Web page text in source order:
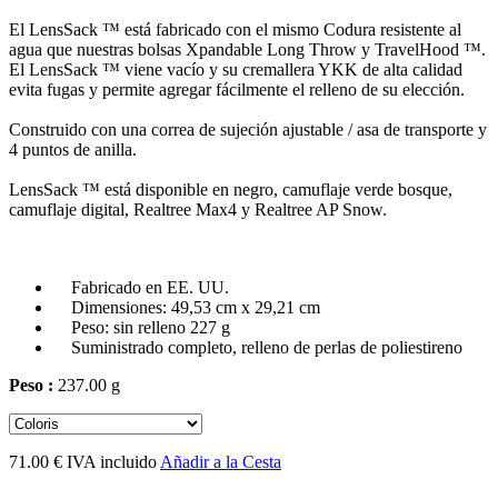
El LensSack ™ está fabricado con el mismo Codura resistente al
agua que nuestras bolsas Xpandable Long Throw y TravelHood ™.
El LensSack ™ viene vacío y su cremallera YKK de alta calidad
evita fugas y permite agregar fácilmente el relleno de su elección.
Construido con una correa de sujeción ajustable / asa de transporte y
4 puntos de anilla.
LensSack ™ está disponible en negro, camuflaje verde bosque,
camuflaje digital, Realtree Max4 y Realtree AP Snow.
Fabricado en EE. UU.
Dimensiones: 49,53 cm x 29,21 cm
Peso: sin relleno 227 g
Suministrado completo, relleno de perlas de poliestireno
Peso : 237.00 g
71.00 € IVA incluido Añadir a la Cesta